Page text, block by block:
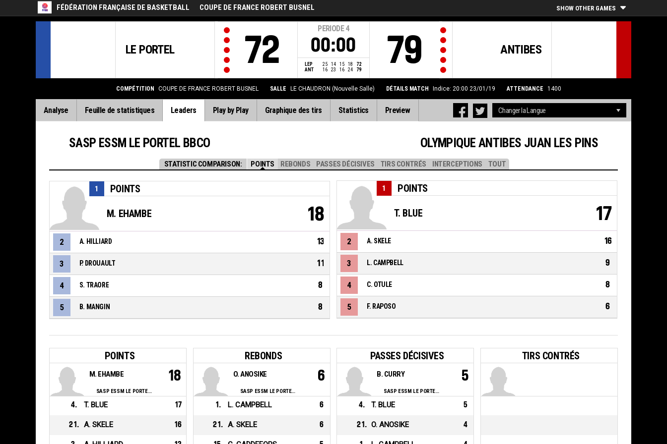
FÉDÉRATION FRANÇAISE DE BASKETBALL COUPE DE FRANCE ROBERT BUSNEL SHOW OTHER GAMES
LE PORTEL 72
PERIODE 4
00:00
LEP 25 14 15 18
72
ANT
16 23 16 24 79
ANTIBES
79
COMPÉTITION COUPE DE FRANCE ROBERT BUSNEL SALLE LE CHAUDRON (Nouvelle Salle) DÉTAILS MATCH Indice: 20:00 23/01/19 ATTENDANCE 1400
Analyse Feuille de statistiques Leaders Play by Play Graphique des tirs Statistics Preview
STATISTIC COMPARISON: POINTS REBONDS PASSES DÉCISIVES TIRS CONTRÉS INTERCEPTIONS TOUT
SASP ESSM LE PORTEL BBCO
POINTS
1
M. EHAMBE 18
2 A. HILLIARD 13
3 P. DROUAULT 11
4 S. TRAORE 8
5 B. MANGIN 8
OLYMPIQUE ANTIBES JUAN LES PINS
POINTS
1
T. BLUE 17
2 A. SKELE 16
3 L. CAMPBELL 9
4 C. OTULE 8
5 F. RAPOSO 6
POINTS
SASP ESSM LE PORTEL BBCO
M. EHAMBE 18
4. T. BLUE 17
21 . A. SKELE 16
REBONDS
SASP ESSM LE PORTEL BBCO
O. ANOSIKE 6
1 . L. CAMPBELL 6
21 . A. SKELE 6
PASSES DÉCISIVES
SASP ESSM LE PORTEL BBCO
B. CURRY 5
4. T. BLUE 5
21 . O. ANOSIKE 4
TIRS CONTRÉS